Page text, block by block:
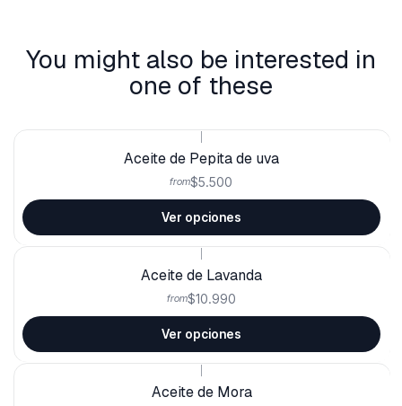
You might also be interested in
one of these
Aceite de Pepita de uva
from$5.500
Ver opciones
Aceite de Lavanda
from$10.990
Ver opciones
Aceite de Mora